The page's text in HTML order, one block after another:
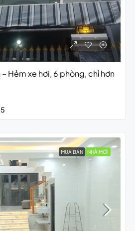
– Hẻm xe hơi, 6 phòng, chỉ hơn
5
MUA BÁN NHÀ MỚI